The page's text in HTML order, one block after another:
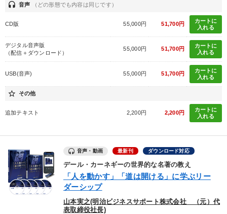
headset 音声 （どの形態でも内容は同じです）
CD版 55,000円 51,700円
カートに
入れる
デジタル音声版
（配信＋ダウンロード）
55,000円 51,700円
カートに
入れる
USB(音声) 55,000円 51,700円
カートに
入れる
star_border その他
追加テキスト 2,200円 2,200円
カートに
入れる
音声・動画 最新刊 ダウンロード対応
デール・カーネギーの世界的な名著の教え
「人を動かす」「道は開ける」に学ぶリー
ダーシップ
山本実之(明治ビジネスサポート株式会社 （元）代
表取締役社長)